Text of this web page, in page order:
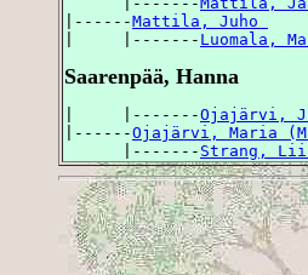
|------Mattila, Juho
|     |------- Luomala,
Saarenpää, Hanna
|     |-------Ojajärvi,
|------Ojajärvi, Maria
      |-------
Strang,